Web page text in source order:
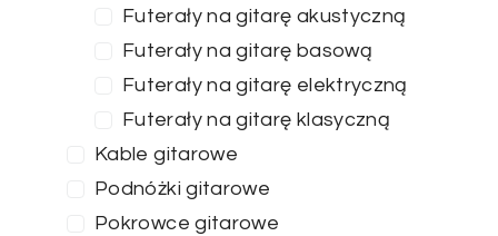
Futerały na gitarę akustyczną
Futerały na gitarę basową
Futerały na gitarę elektryczną
Futerały na gitarę klasyczną
Kable gitarowe
Podnóżki gitarowe
Pokrowce gitarowe